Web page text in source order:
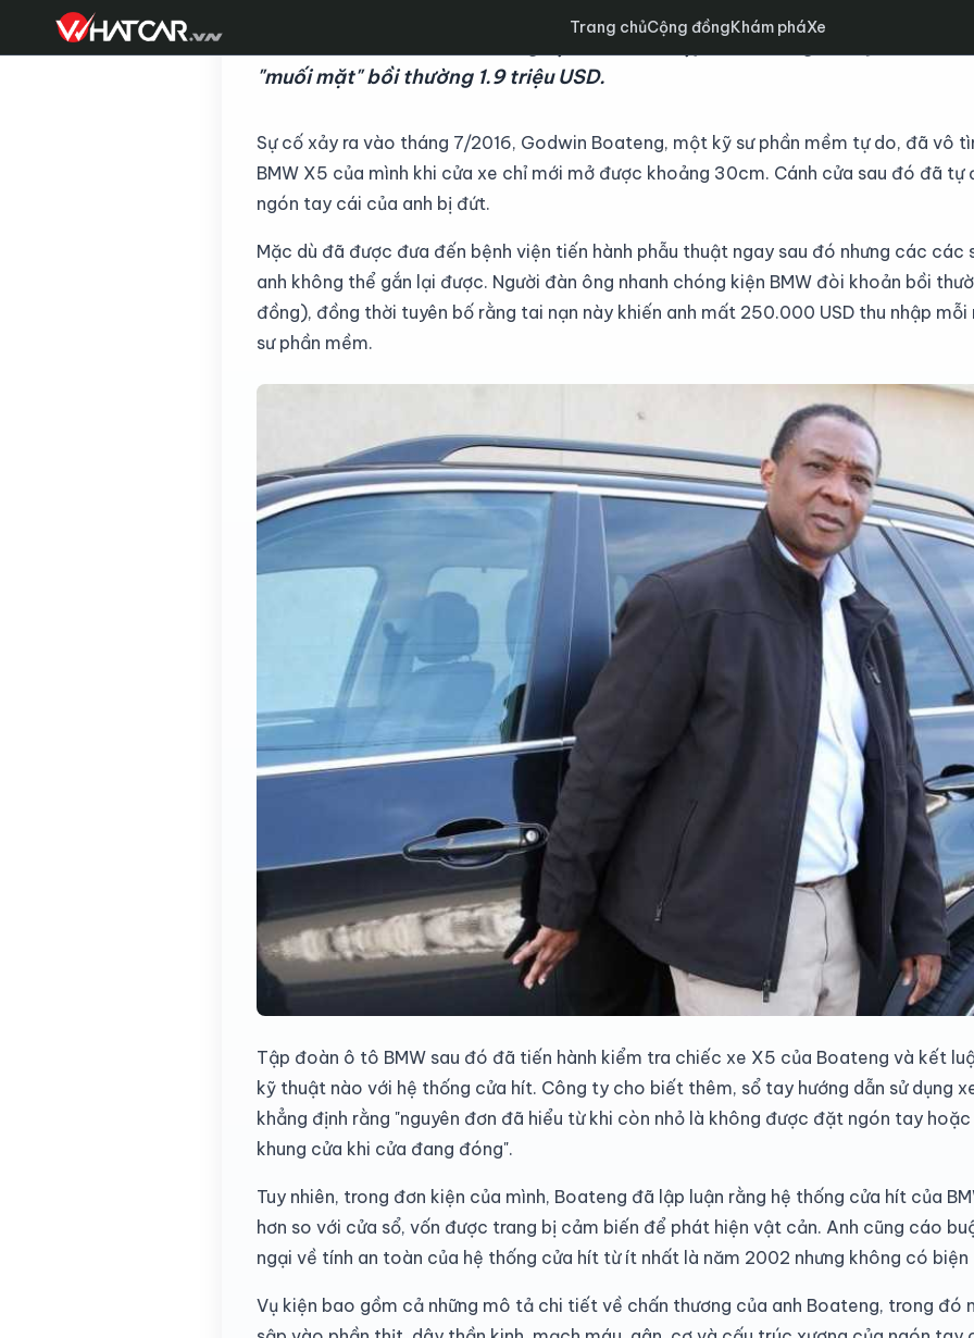
Trang chủCộng đồngKhám pháXe
Chiếc BMW X5 2016 có trang bị cửa hít đã kẹp đứt đầu ngón tay chủ xe,
"muối mặt" bồi thường 1.9 triệu USD.
Sự cố xảy ra vào tháng 7/2016, Godwin Boateng, một kỹ sư phần mềm tự do, đã vô
BMW X5 của mình khi cửa xe chỉ mới mở được khoảng 30cm. Cánh cửa sau đó đã tự
ngón tay cái của anh bị đứt.
Mặc dù đã được đưa đến bệnh viện tiến hành phẫu thuật ngay sau đó nhưng các
anh không thể gắn lại được. Người đàn ông nhanh chóng kiện BMW đòi khoản bồi
đồng), đồng thời tuyên bố rằng tai nạn này khiến anh mất 250.000 USD thu nhập
sư phần mềm.
Tập đoàn ô tô BMW sau đó đã tiến hành kiểm tra chiếc xe X5 của Boateng và kết
kỹ thuật nào với hệ thống cửa hít. Công ty cho biết thêm, sổ tay hướng dẫn sử dụng
khẳng định rằng "nguyên đơn đã hiểu từ khi còn nhỏ là không được đặt ngón tay
khung cửa khi cửa đang đóng".
Tuy nhiên, trong đơn kiện của mình, Boateng đã lập luận rằng hệ thống cửa hít của
hơn so với cửa sổ, vốn được trang bị cảm biến để phát hiện vật cản. Anh cũng cáo
ngại về tính an toàn của hệ thống cửa hít từ ít nhất là năm 2002 nhưng không có
Vụ kiện bao gồm cả những mô tả chi tiết về chấn thương của anh Boateng, trong đó